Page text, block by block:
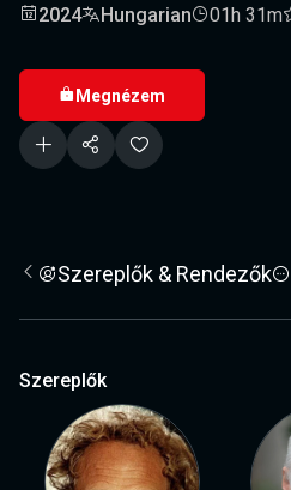
2024 Hungarian 01h 31m
Megnézem
Szereplők & Rendezők
Szereplők